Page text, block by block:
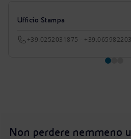
Ufficio Stampa
+39.0252031875 -
Non perdere nemmeno